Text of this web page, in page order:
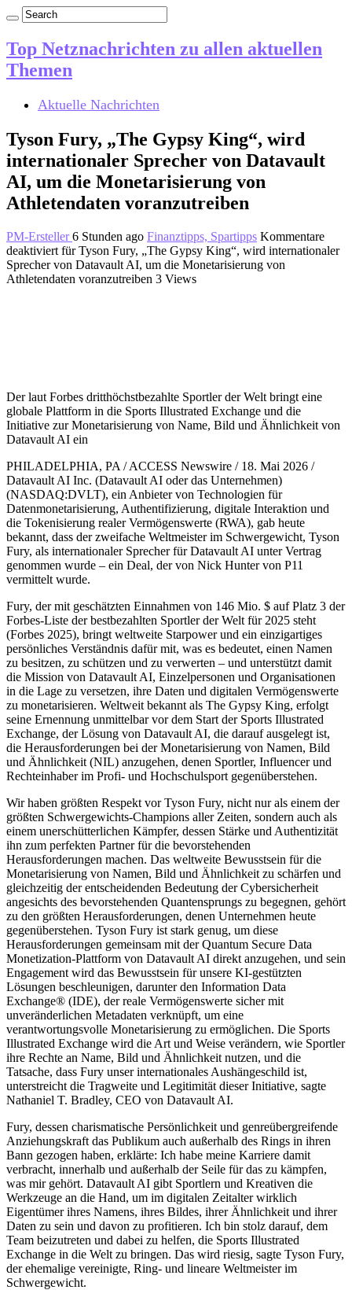
Top Netznachrichten zu allen aktuellen
Themen
Aktuelle Nachrichten
Tyson Fury, „The Gypsy King“, wird
internationaler Sprecher von Datavault
AI, um die Monetarisierung von
Athletendaten voranzutreiben
PM-Ersteller6 Stunden ago Finanztipps, Spartipps Kommentare
deaktiviert für Tyson Fury, „The Gypsy King“, wird internationaler
Sprecher von Datavault AI, um die Monetarisierung von
Athletendaten voranzutreiben 3 Views
Der laut Forbes dritthöchstbezahlte Sportler der Welt bringt eine
globale Plattform in die Sports Illustrated Exchange und die
Initiative zur Monetarisierung von Name, Bild und Ähnlichkeit von
Datavault AI ein
PHILADELPHIA, PA / ACCESS Newswire / 18. Mai 2026 /
Datavault AI Inc. (Datavault AI oder das Unternehmen)
(NASDAQ:DVLT), ein Anbieter von Technologien für
Datenmonetarisierung, Authentifizierung, digitale Interaktion und
die Tokenisierung realer Vermögenswerte (RWA), gab heute
bekannt, dass der zweifache Weltmeister im Schwergewicht, Tyson
Fury, als internationaler Sprecher für Datavault AI unter Vertrag
genommen wurde – ein Deal, der von Nick Hunter von P11
vermittelt wurde.
Fury, der mit geschätzten Einnahmen von 146 Mio. $ auf Platz 3 der
Forbes-Liste der bestbezahlten Sportler der Welt für 2025 steht
(Forbes 2025), bringt weltweite Starpower und ein einzigartiges
persönliches Verständnis dafür mit, was es bedeutet, einen Namen
zu besitzen, zu schützen und zu verwerten – und unterstützt damit
die Mission von Datavault AI, Einzelpersonen und Organisationen
in die Lage zu versetzen, ihre Daten und digitalen Vermögenswerte
zu monetarisieren. Weltweit bekannt als The Gypsy King, erfolgt
seine Ernennung unmittelbar vor dem Start der Sports Illustrated
Exchange, der Lösung von Datavault AI, die darauf ausgelegt ist,
die Herausforderungen bei der Monetarisierung von Namen, Bild
und Ähnlichkeit (NIL) anzugehen, denen Sportler, Influencer und
Rechteinhaber im Profi- und Hochschulsport gegenüberstehen.
Wir haben größten Respekt vor Tyson Fury, nicht nur als einem der
größten Schwergewichts-Champions aller Zeiten, sondern auch als
einem unerschütterlichen Kämpfer, dessen Stärke und Authentizität
ihn zum perfekten Partner für die bevorstehenden
Herausforderungen machen. Das weltweite Bewusstsein für die
Monetarisierung von Namen, Bild und Ähnlichkeit zu schärfen und
gleichzeitig der entscheidenden Bedeutung der Cybersicherheit
angesichts des bevorstehenden Quantensprungs zu begegnen, gehört
zu den größten Herausforderungen, denen Unternehmen heute
gegenüberstehen. Tyson Fury ist stark genug, um diese
Herausforderungen gemeinsam mit der Quantum Secure Data
Monetization-Plattform von Datavault AI direkt anzugehen, und sein
Engagement wird das Bewusstsein für unsere KI-gestützten
Lösungen beschleunigen, darunter den Information Data
Exchange® (IDE), der reale Vermögenswerte sicher mit
unveränderlichen Metadaten verknüpft, um eine
verantwortungsvolle Monetarisierung zu ermöglichen. Die Sports
Illustrated Exchange wird die Art und Weise verändern, wie Sportler
ihre Rechte an Name, Bild und Ähnlichkeit nutzen, und die
Tatsache, dass Fury unser internationales Aushängeschild ist,
unterstreicht die Tragweite und Legitimität dieser Initiative, sagte
Nathaniel T. Bradley, CEO von Datavault AI.
Fury, dessen charismatische Persönlichkeit und genreübergreifende
Anziehungskraft das Publikum auch außerhalb des Rings in ihren
Bann gezogen haben, erklärte: Ich habe meine Karriere damit
verbracht, innerhalb und außerhalb der Seile für das zu kämpfen,
was mir gehört. Datavault AI gibt Sportlern und Kreativen die
Werkzeuge an die Hand, um im digitalen Zeitalter wirklich
Eigentümer ihres Namens, ihres Bildes, ihrer Ähnlichkeit und ihrer
Daten zu sein und davon zu profitieren. Ich bin stolz darauf, dem
Team beizutreten und dabei zu helfen, die Sports Illustrated
Exchange in die Welt zu bringen. Das wird riesig, sagte Tyson Fury,
der ehemalige vereinigte, Ring- und lineare Weltmeister im
Schwergewicht.